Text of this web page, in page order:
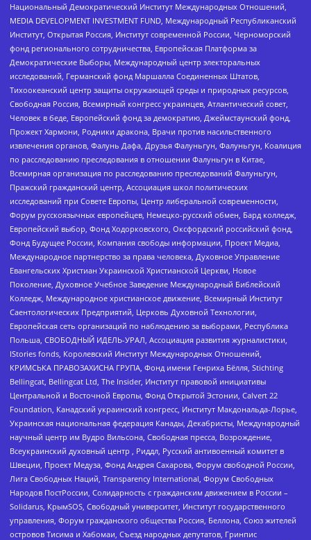
Национальный Демократический Институт Международных Отношений,
MEDIA DEVELOPMENT INVESTMENT FUND, Международный Республиканский
Институт, Открытая Россия, Институт современной России, Черноморский
фонд регионального сотрудничества, Европейская Платформа за
Демократические Выборы, Международный центр электоральных
исследований, Германский фонд Маршалла Соединенных Штатов,
Тихоокеанский центр защиты окружающей среды и природных ресурсов,
Свободная Россия, Всемирный конгресс украинцев, Атлантический совет,
Человек в беде, Европейский фонд за демократию, Джеймстаунский фонд,
Прожект Хармони, Родники дракона, Врачи против насильственного
извлечения органов, Фалунь Дафа, Друзья Фалуньгун, Фалуньгун, Коалиция
по расследованию преследования в отношении Фалуньгун в Китае,
Всемирная организация по расследованию преследований Фалуньгун,
Пражский гражданский центр, Ассоциация школ политических
исследований при Совете Европы, Центр либеральной современности,
Форум русскоязычных европейцев, Немецко-русский обмен, Бард колледж,
Европейский выбор, Фонд Ходорковского, Оксфордский российский фонд,
Фонд Будущее России, Компания свободы информации, Проект Медиа,
Международное партнерство за права человека, Духовное Управление
Евангельских Христиан Украинской Христианской Церкви, Новое
Поколение, Духовное Учебное Заведение Международный Библейский
Колледж, Международное христианское движение, Всемирный Институт
Саентологических Предприятий, Церковь Духовной Технологии,
Европейская сеть организаций по наблюдению за выборами, Республика
Польша, СВОБОДНЫЙ ИДЕЛЬ-УРАЛ, Ассоциация развития журналистики,
IStories fonds, Королевский Институт Международных Отношений,
КРИМСЬКА ПРАВОЗАХИСНА ГРУПА, Фонд имени Генриха Бёлля, Stichting
Bellingcat, Bellingcat Ltd, The Insider, Институт правовой инициативы
Центральной и Восточной Европы, Фонд Открытой Эстонии, Calvert 22
Foundation, Канадский украинский конгресс, Институт Макдональда-Лорье,
Украинская национальная федерация Канады, Декабристы, Международный
научный центр им Вудро Вильсона, Свободная пресса, Возрождение,
Всеукраинский духовный центр , Риддл, Русский антивоенный комитет в
Швеции, Проект Медуза, Фонд Андрея Сахарова, Форум свободной России,
Лига Свободных Наций, Transparеncy International, Форум Свободных
Народов ПостРоссии, Солидарность с гражданским движением в России –
Solidarus, КрымSOS, Свободный университет, Институт государственного
управления, Форум гражданского общества Россия, Беллона, Союз жителей
островов Тисима и Хабомаи, Съезд народных депутатов, Гринпис